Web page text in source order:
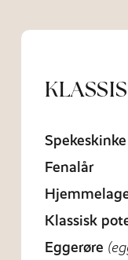
Spekeskinke
Fenalår
Klassisk
Eggerøre